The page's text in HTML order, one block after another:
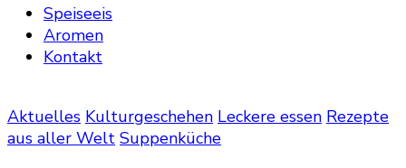
Speiseeis
Aromen
Kontakt
Aktuelles Kulturgeschehen Leckere essen Rezepte
aus aller Welt Suppenküche